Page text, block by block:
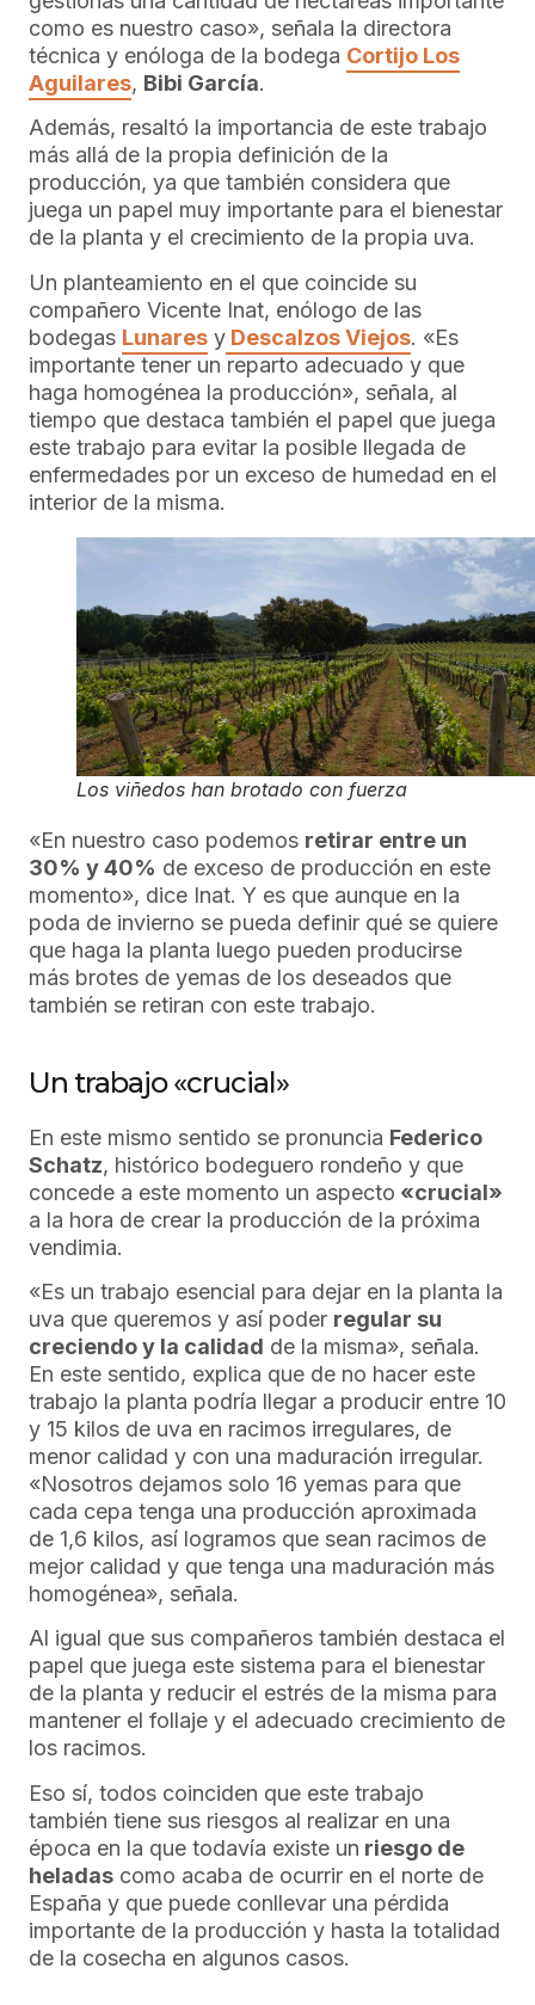
como es nuestro caso», señala la directora
técnica y enóloga de la bodega Cortijo Los
Aguilares, Bibi García.
Además, resaltó la importancia de este trabajo
más allá de la propia definición de la
producción, ya que también considera que
juega un papel muy importante para el bienestar
de la planta y el crecimiento de la propia uva.
Un planteamiento en el que coincide su
compañero Vicente Inat, enólogo de las
bodegas Lunares y Descalzos Viejos. «Es
importante tener un reparto adecuado y que
haga homogénea la producción», señala, al
tiempo que destaca también el papel que juega
este trabajo para evitar la posible llegada de
enfermedades por un exceso de humedad en el
interior de la misma.
Los viñedos han brotado con fuerza
«En nuestro caso podemos retirar entre un
30% y 40% de exceso de producción en este
momento», dice Inat. Y es que aunque en la
poda de invierno se pueda definir qué se quiere
que haga la planta luego pueden producirse
más brotes de yemas de los deseados que
también se retiran con este trabajo.
Un trabajo «crucial»
En este mismo sentido se pronuncia Federico
Schatz, histórico bodeguero rondeño y que
concede a este momento un aspecto «crucial»
a la hora de crear la producción de la próxima
vendimia.
«Es un trabajo esencial para dejar en la planta la
uva que queremos y así poder regular su
creciendo y la calidad de la misma», señala.
En este sentido, explica que de no hacer este
trabajo la planta podría llegar a producir entre 10
y 15 kilos de uva en racimos irregulares, de
menor calidad y con una maduración irregular.
«Nosotros dejamos solo 16 yemas para que
cada cepa tenga una producción aproximada
de 1,6 kilos, así logramos que sean racimos de
mejor calidad y que tenga una maduración más
homogénea», señala.
Al igual que sus compañeros también destaca el
papel que juega este sistema para el bienestar
de la planta y reducir el estrés de la misma para
mantener el follaje y el adecuado crecimiento de
los racimos.
Eso sí, todos coinciden que este trabajo
también tiene sus riesgos al realizar en una
época en la que todavía existe un riesgo de
heladas como acaba de ocurrir en el norte de
España y que puede conllevar una pérdida
importante de la producción y hasta la totalidad
de la cosecha en algunos casos.